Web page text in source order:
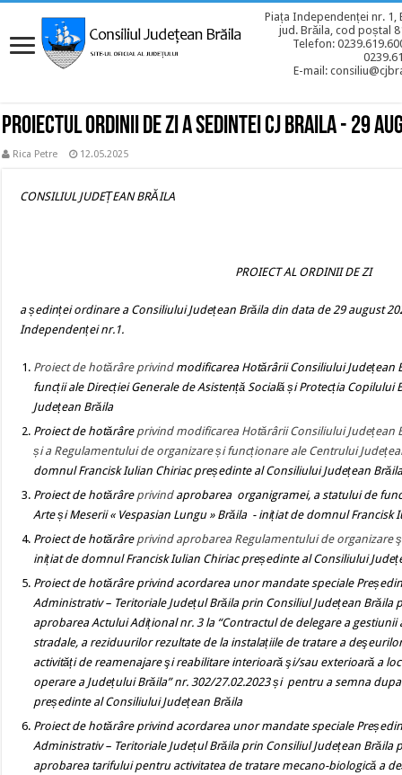
Piața Independenței nr. 1,
jud. Brăila, cod poștal
Telefon:
E-mail:
Proiectul ordinii de zi a sedintei CJ BRAILA - 29
Rica Petre 12.05.2025
CONSILIUL JUDEȚEAN BRĂILA
AL ORDINII DE ZI
a ședinței ordinare a Consiliului Județean Brăila din data de 29 august
Independenței nr.1.
Proiect de hotărâre privindmodificarea Hotărârii Consiliului Județean
funcții ale Direcției Generale de Asistență Socială și Protecția Copilului
Județean Brăila
Proiect de hotărâre privind modificarea Hotărârii Consiliului Județean
și a Regulamentului de organizare și funcționare ale Centrului
domnul Francisk Iulian Chiriac președinte al Consiliului Județean
Proiect de hotărâre privind aprobarea organigramei, a statului de
Arte și Meserii « Vespasian Lungu » Brăila - inițiat de domnul Francisk
Proiect de hotărâre privind aprobarea Regulamentului de organizare
inițiat de domnul Francisk Iulian Chiriac președinte al Consiliului
Proiect de hotărâre privind acordarea unor mandate speciale
Administrativ – Teritoriale Județul Brăila prin Consiliul Județean
aprobarea Actului Adițional nr. 3 la “Contractul de delegare a gestiunii
stradale, a reziduurilor rezultate de la instalațiile de tratare a
activități de reamenajare şi reabilitare interioară şi/sau exterioară a
operare a Județului Brăila” nr. 302/27.02.2023 și pentru a semna
președinte al Consiliului Județean Brăila
Proiect de hotărâre privind acordarea unor mandate speciale
Administrativ – Teritoriale Județul Brăila prin Consiliul Județean
aprobarea tarifului pentru activitatea de tratare mecano-biologică a